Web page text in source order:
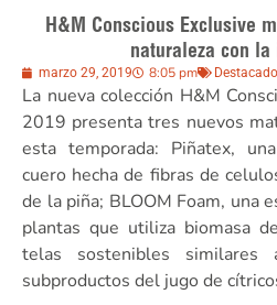
H&M Conscious Exclusive
naturaleza con la
marzo 29, 2019 8:05 pm Destacado
La nueva colección H&M
2019 presenta tres nuevos
esta temporada: Piñatex,
cuero hecha de fibras de
de la piña; BLOOM Foam, una
plantas que utiliza biomasa
telas sostenibles
subproductos del jugo de